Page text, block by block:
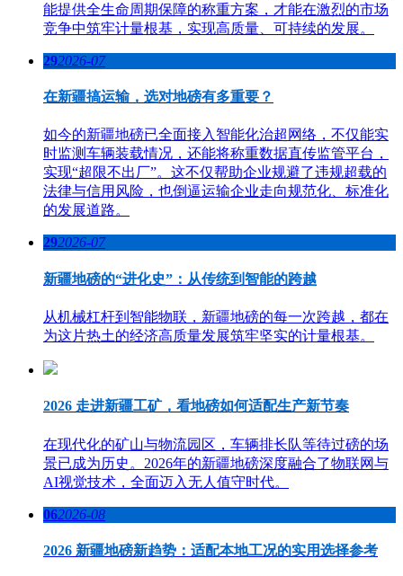
能提供全生命周期保障的称重方案，才能在激烈的市场
竞争中筑牢计量根基，实现高质量、可持续的发展。
292026-07
在新疆搞运输，选对地磅有多重要？
如今的新疆地磅已全面接入智能化治超网络，不仅能实
时监测车辆装载情况，还能将称重数据直传监管平台，
实现“超限不出厂”。这不仅帮助企业规避了违规超载的
法律与信用风险，也倒逼运输企业走向规范化、标准化
的发展道路。
292026-07
新疆地磅的“进化史”：从传统到智能的跨越
从机械杠杆到智能物联，新疆地磅的每一次跨越，都在
为这片热土的经济高质量发展筑牢坚实的计量根基。
2026 走进新疆工矿，看地磅如何适配生产新节奏
在现代化的矿山与物流园区，车辆排长队等待过磅的场
景已成为历史。2026年的新疆地磅深度融合了物联网与
AI视觉技术，全面迈入无人值守时代。
062026-08
2026 新疆地磅新趋势：适配本地工况的实用选择参考